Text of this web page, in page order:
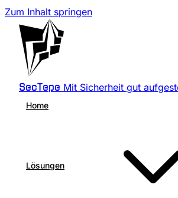
Zum Inhalt springen
SecTepe Mit Sicherheit gut
Home
Lösungen